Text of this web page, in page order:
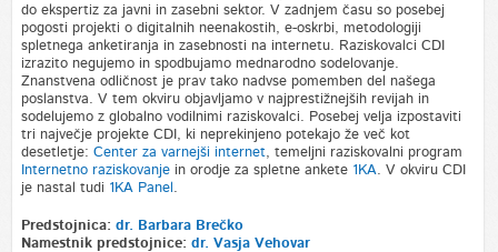
do ekspertiz za javni in zasebni sektor. V zadnjem času so posebej
pogosti projekti o digitalnih neenakostih, e-oskrbi, metodologiji
spletnega anketiranja in zasebnosti na internetu. Raziskovalci CDI
izrazito negujemo in spodbujamo mednarodno sodelovanje.
Znanstvena odličnost je prav tako nadvse pomemben del našega
poslanstva. V tem okviru objavljamo v najprestižnejših revijah in
sodelujemo z globalno vodilnimi raziskovalci. Posebej velja izpostaviti
tri največje projekte CDI, ki neprekinjeno potekajo že več kot
desetletje: Center za varnejši internet, temeljni raziskovalni program
Internetno raziskovanjein orodje za spletne ankete 1KA. V okviru CDI
je nastal tudi 1KA Panel .
Predstojnica: dr. Barbara Brečko
Namestnik predstojnice: dr. Vasja Vehovar